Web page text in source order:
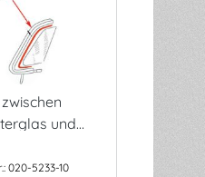
und
020-5233-10